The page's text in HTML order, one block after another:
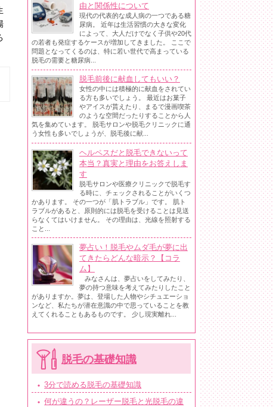
由と関係性について
現代の代表的な成人病の一つである糖
尿病。 近年は生活習慣の大きな変化
によって、大人だけでなく子供や20代
の若者も発症するケースが増加してきました。 ここで
問題となってくるのは、特に若い世代で高まっている
脱毛の需要と糖尿病...
脱毛前後に献血してもいい？
女性の中には積極的に献血をされてい
る方も多いでしょう。 最近はお菓子
やアイスが貰えたり、まるで漫画喫茶
のような空間だったりすることから人
気を集めています。 脱毛サロンや脱毛クリニックに通
う女性も多いでしょうが、脱毛後に献...
ヘルペスだと脱毛できないって
本当？真実と理由をお答えしま
す
脱毛サロンや医療クリニックで脱毛す
る時に、チェックされることがいくつ
かあります。 その一つが「肌トラブル」です。 肌ト
ラブルがあると、原則的には脱毛を受けることは見送
らなくてはいけません。 その理由は、光線を照射する
こと...
夢占い！脱毛やムダ毛が夢に出
てきたらどんな暗示？【コラ
ム】
みなさんは、夢占いをしてみたり、
夢の持つ意味を考えてみたりしたこと
がありますか。夢は、登場した人物やシチュエーショ
ンなど、私たちが潜在意識の中で思っていることを教
えてくれることもあるものです。 少し現実離れ...
脱毛の基礎知識
3分で読める脱毛の基礎知識
何が違うの？レーザー脱毛と光脱毛の違